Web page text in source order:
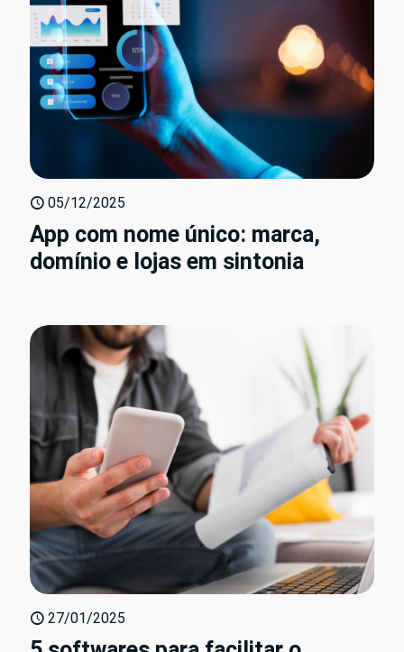
05/12/2025
App com nome único: marca,
domínio e lojas em sintonia
27/01/2025